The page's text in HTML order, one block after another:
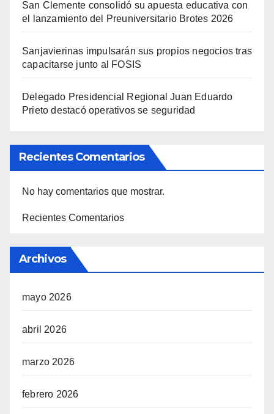
San Clemente consolidó su apuesta educativa con
el lanzamiento del Preuniversitario Brotes 2026
Sanjavierinas impulsarán sus propios negocios tras
capacitarse junto al FOSIS
Delegado Presidencial Regional Juan Eduardo
Prieto destacó operativos se seguridad
Recientes Comentarios
No hay comentarios que mostrar.
Recientes Comentarios
Archivos
mayo 2026
abril 2026
marzo 2026
febrero 2026